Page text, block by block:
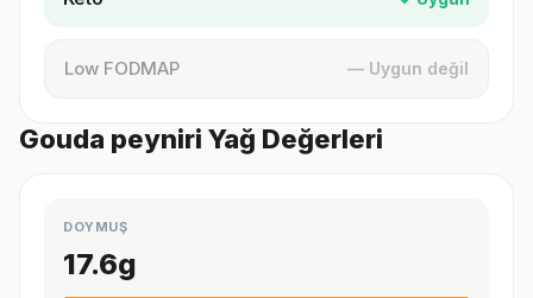
Low FODMAP — Uygun değil
Gouda peyniri Yağ Değerleri
DOYMUŞ
17.6g